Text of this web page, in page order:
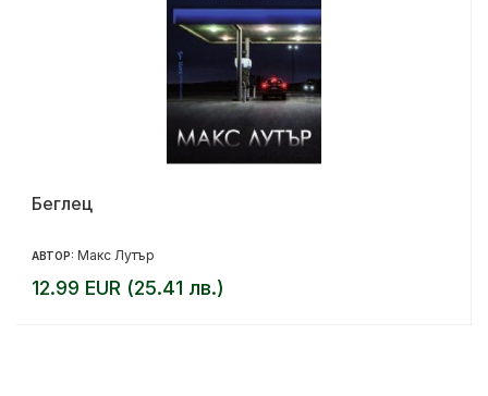
Беглец
АВТОР: Макс Лутър
12.99 EUR (25.41 лв.)